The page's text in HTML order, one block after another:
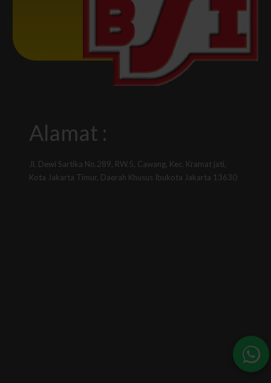
Alamat :
Jl. Dewi Sartika No.289, RW.5, Cawang, Kec. Kramat jati,
Kota Jakarta Timur, Daerah Khusus Ibukota Jakarta 13630